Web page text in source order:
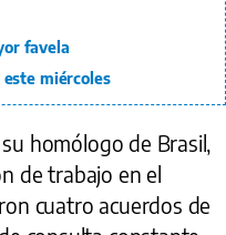
favela
miércoles
homólogo de Brasil,
de trabajo en el
cuatro acuerdos de